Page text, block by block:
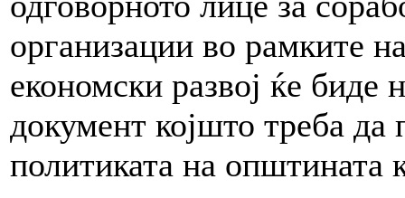
организации во рамките
економски развој ќе биде
документ којшто треба да
политиката на општината